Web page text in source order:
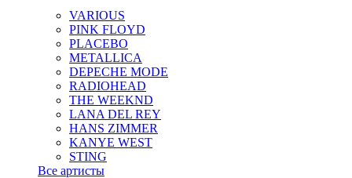
VARIOUS
PINK FLOYD
PLACEBO
METALLICA
DEPECHE MODE
RADIOHEAD
THE WEEKND
LANA DEL REY
HANS ZIMMER
KANYE WEST
STING
Все артисты